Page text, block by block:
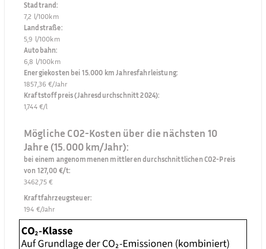
Stadtrand:
7,2 l/100km
Landstraße:
5,9 l/100km
Autobahn:
6,8 l/100km
Energiekosten bei 15.000 km Jahresfahrleistung:
1857,36 €/Jahr
Kraftstoffpreis (Jahresdurchschnitt 2024):
1,744 €/l
Mögliche CO2-Kosten über die nächsten 10
Jahre (15.000 km/Jahr):
bei einem angenommenen mittleren durchschnittlichen CO2-Preis
von 127,00 €/t:
3462,75 €
Kraftfahrzeugsteuer:
194 €/Jahr